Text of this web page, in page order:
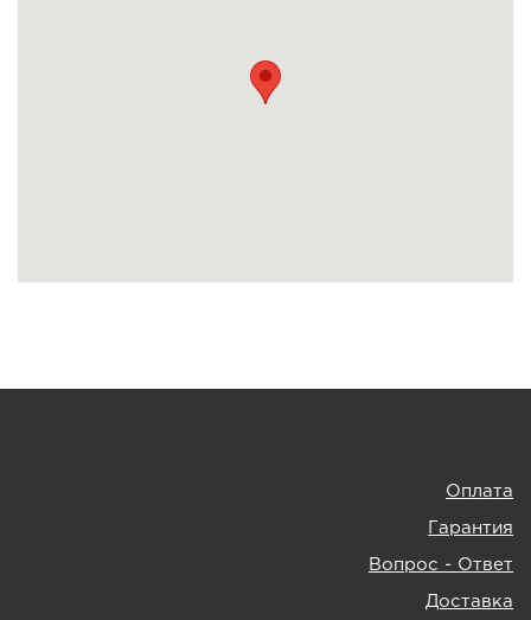
Оплата
Гарантия
Вопрос - Ответ
Доставка